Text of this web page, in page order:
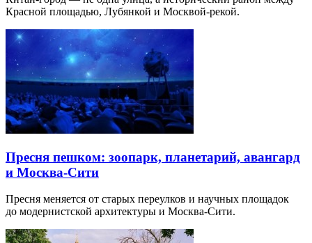
Красной площадью, Лубянкой и Москвой-рекой.
Пресня пешком: зоопарк, планетарий, авангард
и Москва-Сити
Пресня меняется от старых переулков и научных площадок
до модернистской архитектуры и Москва-Сити.